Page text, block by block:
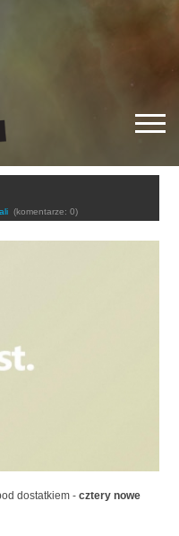
(komentarze: 0)
dostatkiem - cztery nowe